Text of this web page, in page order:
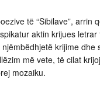
të “Sibilave”, arrin
aktin krijues letrar
krijime dhe
më vete, të cilat
mozaiku.